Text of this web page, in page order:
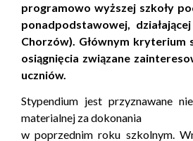
programowo wyższej szkoły
ponadpodstawowej,
Chorzów). Głównym kryterium
osiągnięcia związane
uczniów.
Stypendium jest przyznawane
materialnej za dokonania
w poprzednim roku szkolnym.